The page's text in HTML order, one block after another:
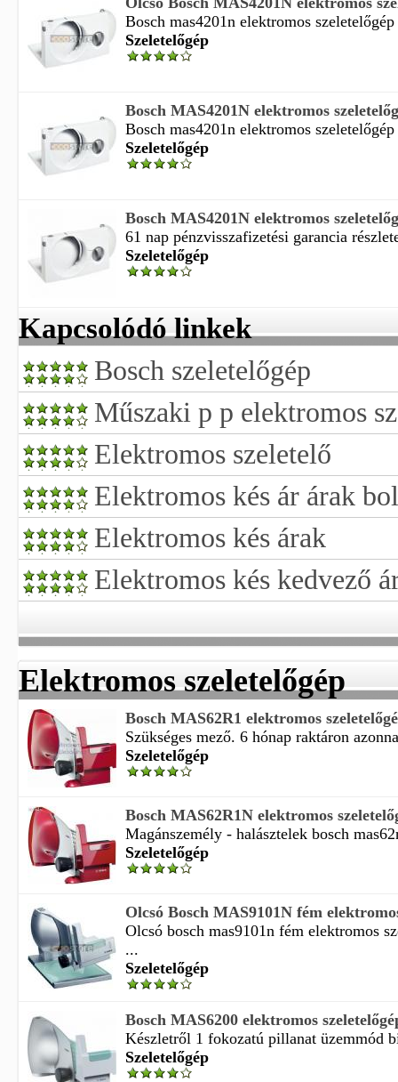
Bosch mas4201n elektromos
Szeletelőgép
Bosch MAS4201N elektromos
Bosch mas4201n elektromos
Szeletelőgép
Bosch MAS4201N elektromos
61 nap pénzvisszafizetési garancia
Szeletelőgép
Kapcsolódó linkek
Bosch szeletelőgép
Műszaki p p elektromos
Elektromos szeletelő
Elektromos kés ár árak
Elektromos kés árak
Elektromos kés kedvező
Elektromos szeletelőgép
Bosch MAS62R1 elektromos
Szükséges mező. 6 hónap raktáron
Szeletelőgép
Bosch MAS62R1N elektromos
Magánszemély - halásztelek bosch
Szeletelőgép
Olcsó Bosch MAS9101N fém
Olcsó bosch mas9101n fém elektromos
...
Szeletelőgép
Bosch MAS6200 elektromos
Készletről 1 fokozatú pillanat üzemmód
Szeletelőgép